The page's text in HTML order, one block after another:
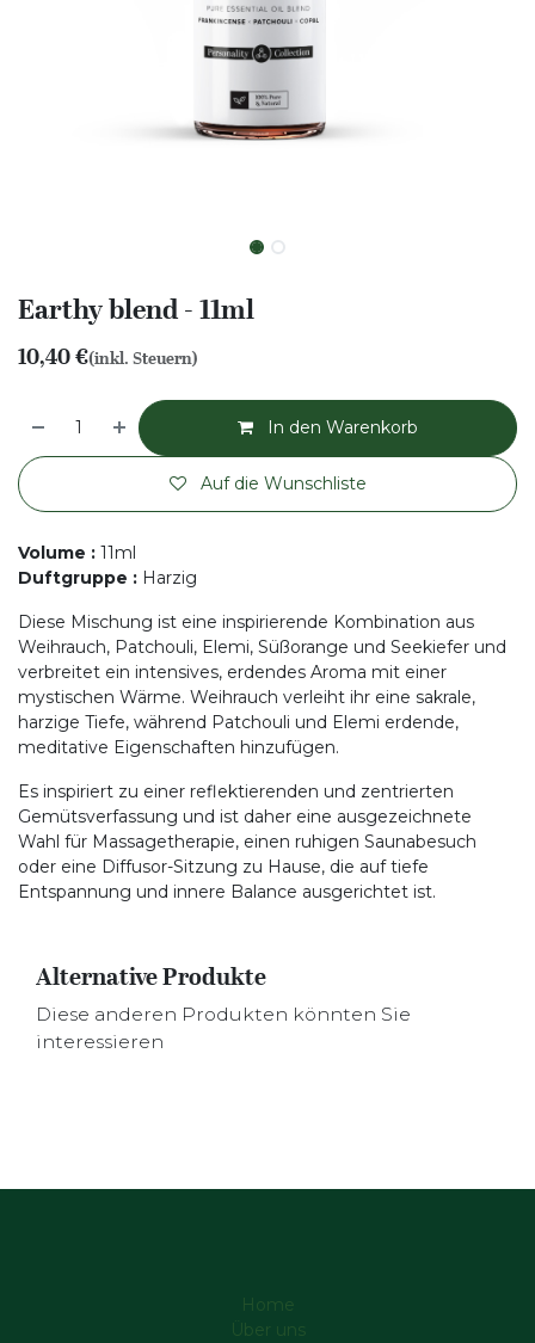
Earthy blend - 11ml
10,40€(inkl. Steuern)
In den Warenkorb
Auf die Wunschliste
Volume : 11ml
Duftgruppe : Harzig
Diese Mischung ist eine inspirierende Kombination aus
Weihrauch, Patchouli, Elemi, Süßorange und Seekiefer und
verbreitet ein intensives, erdendes Aroma mit einer
mystischen Wärme. Weihrauch verleiht ihr eine sakrale,
harzige Tiefe, während Patchouli und Elemi erdende,
meditative Eigenschaften hinzufügen.
Es inspiriert zu einer reflektierenden und zentrierten
Gemütsverfassung und ist daher eine ausgezeichnete
Wahl für Massagetherapie, einen ruhigen Saunabesuch
oder eine Diffusor-Sitzung zu Hause, die auf tiefe
Entspannung und innere Balance ausgerichtet ist.
Alternative Produkte
Diese anderen Produkten könnten Sie
interessieren
Home
Über uns